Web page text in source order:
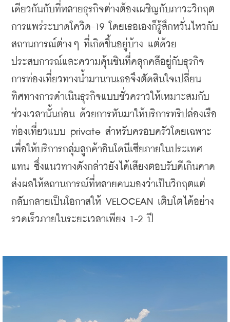
เดียวกันกับที่หลายธุรกิจต่างต้องเผชิญกับภาวะวิกฤต
การแพร่ระบาดโควิด-19 โดยเธอเองก็รู้สึกหวั่นไหวกับ
สถานการณ์ต่างๆ ที่เกิดขึ้นอยู่บ้าง แต่ด้วย
ประสบการณ์และความคุ้นชินที่คลุกคลีอยู่กับธุรกิจ
การท่องเที่ยวทางน้ำมานานเธอจึงตัดสินใจเปลี่ยน
ทิศทางการดำเนินธุรกิจแบบชั่วคราวให้เหมาะสมกับ
ช่วงเวลานั้นก่อน ด้วยการหันมาให้บริการทริปล่องเรือ
ท่องเที่ยวแบบ private สำหรับครอบครัวโดยเฉพาะ
เพื่อให้บริการกลุ่มลูกค้าอินโดนีเซียภายในประเทศ
แทน ซึ่งแนวทางดังกล่าวยังได้เสียงตอบรับดีเกินคาด
ส่งผลให้สถานการณ์ที่หลายคนมองว่าเป็นวิกฤตแต่
กลับกลายเป็นโอกาสให้ VELOCEAN เติบโตได้อย่าง
รวดเร็วภายในระยะเวลาเพียง 1-2 ปี